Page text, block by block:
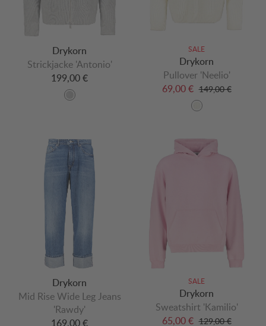
Drykorn
Strickjacke 'Antonio'
199,00 €
SALE
Drykorn
Pullover 'Neelio'
69,00 € 149,00 €
Drykorn
Mid Rise Wide Leg Jeans
'Rawdy'
169,00 €
SALE
Drykorn
Sweatshirt 'Kamilio'
65,00 € 129,00 €